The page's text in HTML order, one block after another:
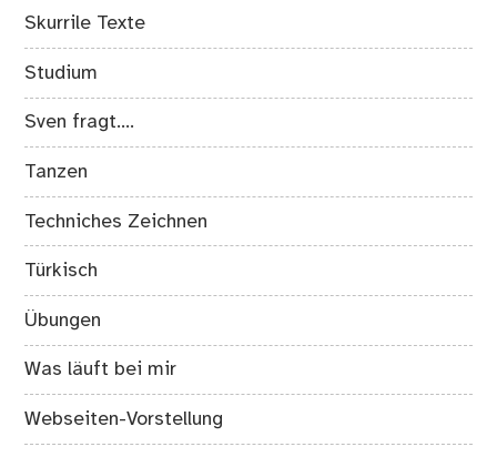
Skurrile Texte
Studium
Sven fragt….
Tanzen
Techniches Zeichnen
Türkisch
Übungen
Was läuft bei mir
Webseiten-Vorstellung